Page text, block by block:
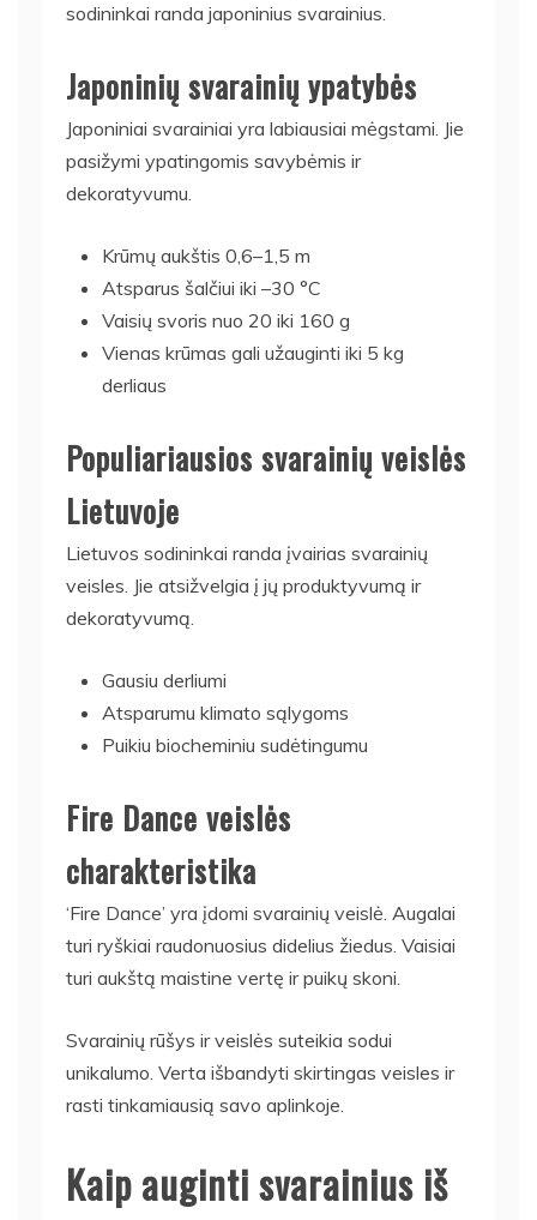
sodininkai randa japoninius svarainius.
Japoninių svarainių ypatybės
Japoniniai svarainiai yra labiausiai mėgstami. Jie
pasižymi ypatingomis savybėmis ir
dekoratyvumu.
Krūmų aukštis 0,6–1,5 m
Atsparus šalčiui iki –30 °C
Vaisių svoris nuo 20 iki 160 g
Vienas krūmas gali užauginti iki 5 kg
derliaus
Populiariausios svarainių veislės
Lietuvoje
Lietuvos sodininkai randa įvairias svarainių
veisles. Jie atsižvelgia į jų produktyvumą ir
dekoratyvumą.
Gausiu derliumi
Atsparumu klimato sąlygoms
Puikiu biocheminiu sudėtingumu
Fire Dance veislės
charakteristika
‘Fire Dance’ yra įdomi svarainių veislė. Augalai
turi ryškiai raudonuosius didelius žiedus. Vaisiai
turi aukštą maistine vertę ir puikų skoni.
Svarainių rūšys ir veislės suteikia sodui
unikalumo. Verta išbandyti skirtingas veisles ir
rasti tinkamiausią savo aplinkoje.
Kaip auginti svarainius iš